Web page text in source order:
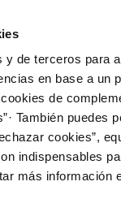
y de terceros para
en base a un
de
También
cookies”,
indispensables
más información
de titular
de suministro
Tu Servicio
AL CLIENTE
contacto
del agua
consumidor
DE GESTIÓN Y
MEDIDAS